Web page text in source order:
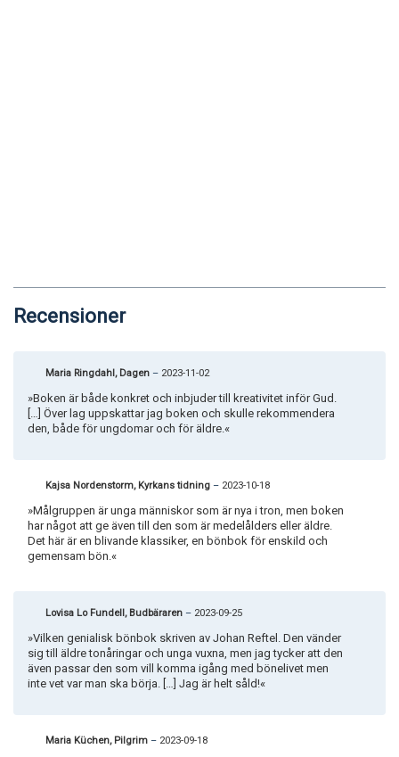
Recensioner
Maria Ringdahl, Dagen – 2023-11-02
»Boken är både konkret och inbjuder till kreativitet inför Gud.
[…] Över lag uppskattar jag boken och skulle rekommendera
den, både för ungdomar och för äldre.«
Kajsa Nordenstorm, Kyrkans tidning – 2023-10-18
»Målgruppen är unga människor som är nya i tron, men boken
har något att ge även till den som är medelålders eller äldre.
Det här är en blivande klassiker, en bönbok för enskild och
gemensam bön.«
Lovisa Lo Fundell, Budbäraren – 2023-09-25
»Vilken genialisk bönbok skriven av Johan Reftel. Den vänder
sig till äldre tonåringar och unga vuxna, men jag tycker att den
även passar den som vill komma igång med bönelivet men
inte vet var man ska börja. […] Jag är helt såld!«
Maria Küchen, Pilgrim – 2023-09-18